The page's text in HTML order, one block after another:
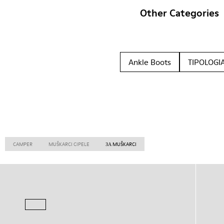
Other Categories
Ankle Boots
CAMPER MUŠKARCI CIPELE ЗА MUŠKARCI